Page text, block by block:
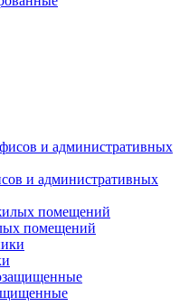
и административных
помещений